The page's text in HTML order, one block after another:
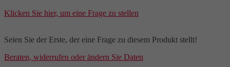
Klicken Sie hier, um eine Frage zu stellen
Seien Sie der Erste, der eine Frage zu diesem Produkt stellt!
Beraten, widerrufen oder ändern Sie Daten